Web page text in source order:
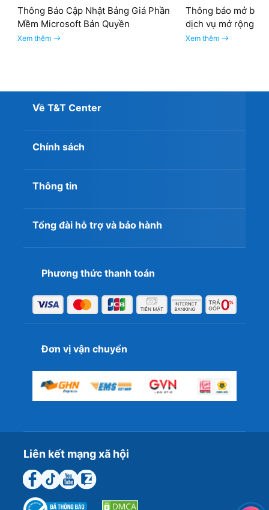
Thông Báo Cập Nhật Bảng Giá Phần
Mềm Microsoft Bản Quyền
Xem thêm
Thông báo mở bán
dịch vụ mở rộng
Xem thêm
Về T&T Center
Chính sách
Thông tin
Tổng đài hỗ trợ và bảo hành
Phương thức thanh toán
Đơn vị vận chuyển
Liên kết mạng xã hội